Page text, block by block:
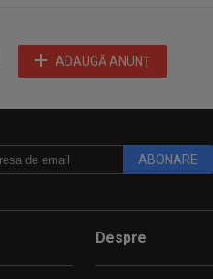
ADAUGĂ ANUNŢ
ABONARE
Despre